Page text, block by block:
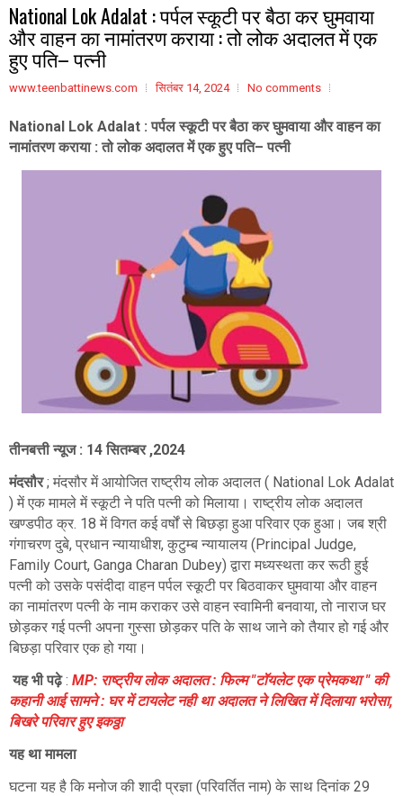
National Lok Adalat : पर्पल स्कूटी पर बैठा कर घुमवाया
और वाहन का नामांतरण कराया : तो लोक अदालत में एक
हुए पति– पत्नी
www.teenbattinews.com सितंबर 14, 2024 No comments
National Lok Adalat :पर्पल स्कूटी पर बैठा कर घुमवाया और वाहन का
नामांतरण कराया : तो लोक अदालत में एक हुए पति– पत्नी
तीनबत्ती न्यूज : 14 सितम्बर ,2024
मंदसौर; मंदसौर में आयोजित राष्ट्रीय लोक अदालत ( National Lok Adalat
) में एक मामले में स्कूटी ने पति पत्नी को मिलाया। राष्ट्रीय लोक अदालत
खण्डपीठ क्र. 18 में विगत कई वर्षों से बिछड़ा हुआ परिवार एक हुआ। जब श्री
गंगाचरण दुबे, प्रधान न्यायाधीश, कुटुम्ब न्यायालय (Principal Judge,
Family Court, Ganga Charan Dubey) द्वारा मध्यस्थता कर रूठी हुई
पत्नी को उसके पसंदीदा वाहन पर्पल स्कूटी पर बिठवाकर घुमवाया और वाहन
का नामांतरण पत्नी के नाम कराकर उसे वाहन स्वामिनी बनवाया, तो नाराज घर
छोड़कर गई पत्नी अपना गुस्सा छोड़कर पति के साथ जाने को तैयार हो गई और
बिछड़ा परिवार एक हो गया।
यह भी पढ़े: MP: राष्ट्रीय लोक अदालत : फिल्म "टॉयलेट एक प्रेमकथा " की
कहानी आई सामने : घर में टायलेट नही था अदालत ने लिखित में दिलाया भरोसा,
बिखरे परिवार हुए इकठ्ठा
यह था मामला
घटना यह है कि मनोज की शादी प्रज्ञा (परिवर्तित नाम) के साथ दिनांक 29